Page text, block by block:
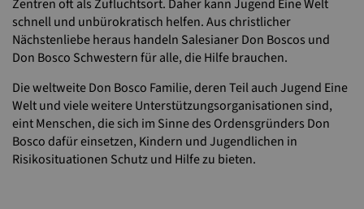
Zentren oft als Zufluchtsort. Daher kann Jugend Eine Welt
schnell und unbürokratisch helfen. Aus christlicher
Nächstenliebe heraus handeln Salesianer Don Boscos und
Don Bosco Schwestern für alle, die Hilfe brauchen.
Die weltweite Don Bosco Familie, deren Teil auch Jugend Eine
Welt und viele weitere Unterstützungsorganisationen sind,
eint Menschen, die sich im Sinne des Ordensgründers Don
Bosco dafür einsetzen, Kindern und Jugendlichen in
Risikosituationen Schutz und Hilfe zu bieten.